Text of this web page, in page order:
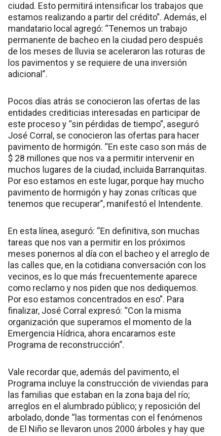
ciudad. Esto permitirá intensificar los trabajos que
estamos realizando a partir del crédito”. Además, el
mandatario local agregó: “Tenemos un trabajo
permanente de bacheo en la ciudad pero después
de los meses de lluvia se aceleraron las roturas de
los pavimentos y se requiere de una inversión
adicional”.
Pocos días atrás se conocieron las ofertas de las
entidades crediticias interesadas en participar de
este proceso y “sin pérdidas de tiempo”, aseguró
José Corral, se conocieron las ofertas para hacer
pavimento de hormigón. “En este caso son más de
$ 28 millones que nos va a permitir intervenir en
muchos lugares de la ciudad, incluida Barranquitas.
Por eso estamos en este lugar, porque hay mucho
pavimento de hormigón y hay zonas críticas que
tenemos que recuperar”, manifestó el Intendente.
En esta línea, aseguró: “En definitiva, son muchas
tareas que nos van a permitir en los próximos
meses ponernos al día con el bacheo y el arreglo de
las calles que, en la cotidiana conversación con los
vecinos, es lo que más frecuentemente aparece
como reclamo y nos piden que nos dediquemos.
Por eso estamos concentrados en eso”. Para
finalizar, José Corral expresó: “Con la misma
organización que superamos el momento de la
Emergencia Hídrica, ahora encaramos este
Programa de reconstrucción”.
Vale recordar que, además del pavimento, el
Programa incluye la construcción de viviendas para
las familias que estaban en la zona baja del río;
arreglos en el alumbrado público; y reposición del
arbolado, donde “las tormentas con el fenómenos
de El Niño se llevaron unos 2000 árboles y hay que